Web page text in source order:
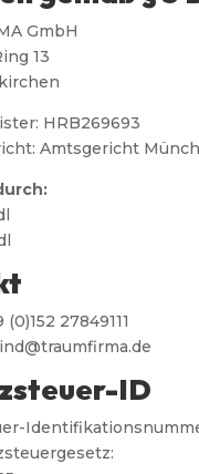
GmbH
13
HRB269693
Amtsgericht
27849111
ID